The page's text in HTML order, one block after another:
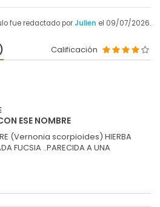
fue redactado porJulien el 09/07/2026.
Calificación
ESE NOMBRE
(Vernonia scorpioides) HIERBA
FUCSIA ..PARECIDA A UNA